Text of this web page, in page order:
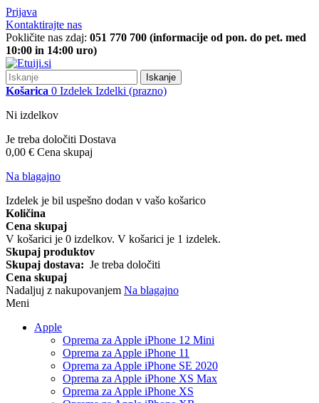
Prijava
Kontaktirajte nas
Pokličite nas zdaj: 051 770 700 (informacije od pon. do pet. med
10:00 in 14:00 uro)
Iskanje
Košarica 0 Izdelek Izdelki (prazno)
Ni izdelkov
Je treba določiti Dostava
0,00 € Cena skupaj
Na blagajno
Izdelek je bil uspešno dodan v vašo košarico
Količina
Cena skupaj
V košarici je 0 izdelkov. V košarici je 1 izdelek.
Skupaj produktov
Skupaj dostava: Je treba določiti
Cena skupaj
Nadaljuj z nakupovanjem Na blagajno
Meni
Apple
Oprema za Apple iPhone 12 Mini
Oprema za Apple iPhone 11
Oprema za Apple iPhone SE 2020
Oprema za Apple iPhone XS Max
Oprema za Apple iPhone XS